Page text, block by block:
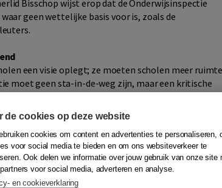
Bisschop wijst erop dat de Onderwijsinspectie
geen wettelijke basis voor is, zoals de
een visie oplegt; ze moeten scholen meer ruimte
moet geen sta-in-de-weg zijn, maar een kritische
een kritische vriend.'
de cookies op deze website
cookies om content en advertenties te personaliseren,
voor social media te bieden en om ons websiteverkeer te
Ook delen we informatie over jouw gebruik van onze site
voor social media, adverteren en analyse.
en cookieverklaring